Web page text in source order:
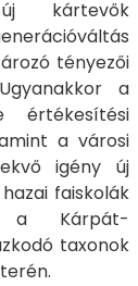
kártevők
tényezői
a
értékesítési
a városi
igény új
faiskolák
a Kárpát-
taxonok